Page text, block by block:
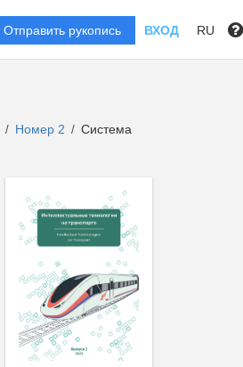
Отправить рукопись ВХОД RU
/ Номер 2 / Система